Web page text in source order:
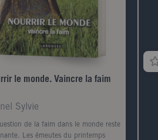
le monde. Vaincre la faim
Sylvie
de la faim dans le monde reste
Les émeutes du printemps